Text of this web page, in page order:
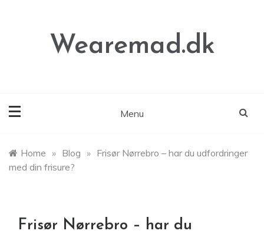
Wearemad.dk
Menu
Home » Blog » Frisør Nørrebro – har du udfordringer
med din frisure?
Frisør Nørrebro – har du